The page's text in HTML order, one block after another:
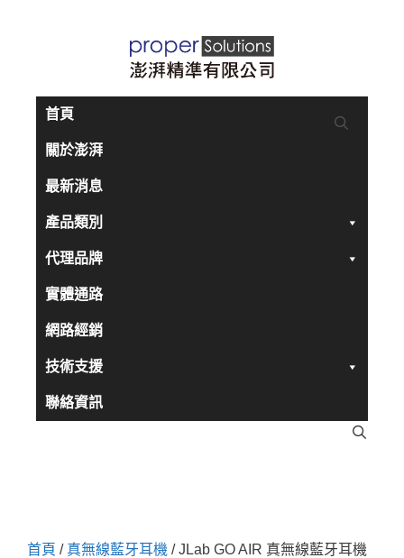
首頁
關於澎湃
最新消息
產品類別
代理品牌
實體通路
網路經銷
技術支援
聯絡資訊
首頁 / 真無線藍牙耳機 / JLab GO AIR 真無線藍牙耳機